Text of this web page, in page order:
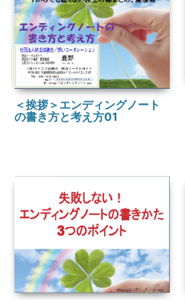
＜挨拶＞エンディングノート
の書き方と考え方01